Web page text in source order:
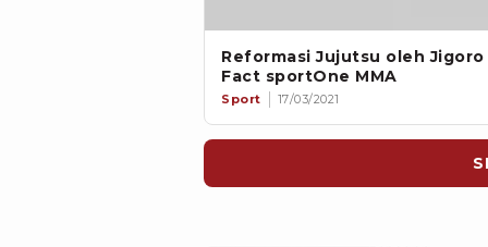
Reformasi Jujutsu oleh
Fact sportOne MMA
Sport 17/03/2021